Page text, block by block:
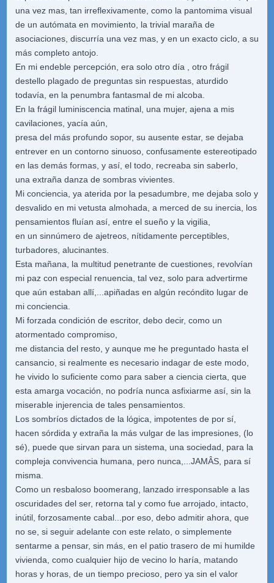
una vez mas, tan irreflexivamente, como la pantomima visual
de un autómata en movimiento, la trivial maraña de
asociaciones, discurría una vez mas, y en un exacto ciclo, a su
más completo antojo.
En mi endeble percepción, era solo otro día , otro frágil
destello plagado de preguntas sin respuestas, aturdido
todavía, en la penumbra fantasmal de mi alcoba.
En la frágil luminiscencia matinal, una mujer, ajena a mis
cavilaciones, yacía aún,
presa del más profundo sopor, su ausente estar, se dejaba
entrever en un contorno sinuoso, confusamente estereotipado
en las demás formas, y así, el todo, recreaba sin saberlo,
una extraña danza de sombras vivientes.
Mi conciencia, ya aterida por la pesadumbre, me dejaba solo y
desvalido en mi vetusta almohada, a merced de su inercia, los
pensamientos fluían así, entre el sueño y la vigilia,
en un sinnúmero de ajetreos, nítidamente perceptibles,
turbadores, alucinantes.
Esta mañana, la multitud penetrante de cuestiones, revolvían
mi paz con especial renuencia, tal vez, solo para advertirme
que aún estaban allí,...apiñadas en algún recóndito lugar de
mi conciencia.
Mi forzada condición de escritor, debo decir, como un
atormentado compromiso,
me distancia del resto, y aunque me he preguntado hasta el
cansancio, si realmente es necesario indagar de este modo,
he vivido lo suficiente como para saber a ciencia cierta, que
esta amarga vocación, no podría nunca asfixiarme así, sin la
miserable injerencia de tales pensamientos.
Los sombríos dictados de la lógica, impotentes de por sí,
hacen sórdida y extraña la más vulgar de las impresiones, (lo
sé), puede que sirvan para un sistema, una sociedad, para la
compleja convivencia humana, pero nunca,...JAMÂS, para sí
misma.
Como un resbaloso boomerang, lanzado irresponsable a las
oscuridades del ser, retorna tal y como fue arrojado, intacto,
inútil, forzosamente cabal...por eso, debo admitir ahora, que
no se, si seguir adelante con este relato, o simplemente
sentarme a pensar, sin más, en el patio trasero de mi humilde
vivienda, como cualquier hijo de vecino lo haría, matando
horas y horas, de un tiempo precioso, pero ya sin el valor